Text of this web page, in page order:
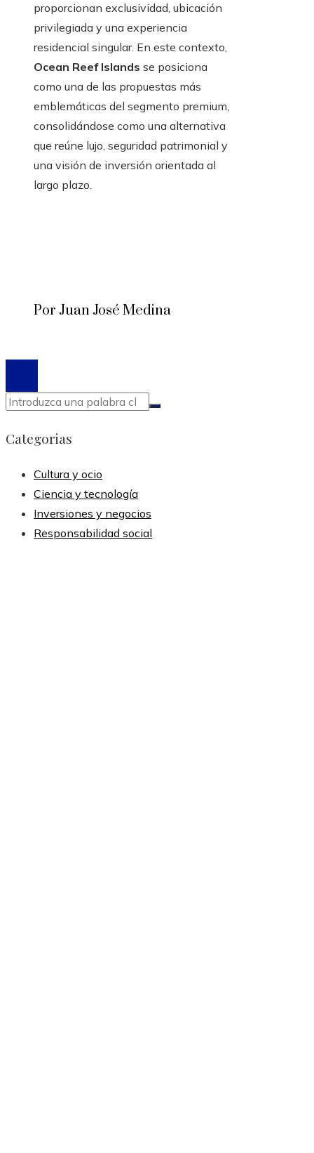
proporcionan exclusividad, ubicación
privilegiada y una experiencia
residencial singular. En este contexto,
Ocean Reef Islands se posiciona
como una de las propuestas más
emblemáticas del segmento premium,
consolidándose como una alternativa
que reúne lujo, seguridad patrimonial y
una visión de inversión orientada al
largo plazo.
Por Juan José Medina
Categorias
Cultura y ocio
Ciencia y tecnología
Inversiones y negocios
Responsabilidad social